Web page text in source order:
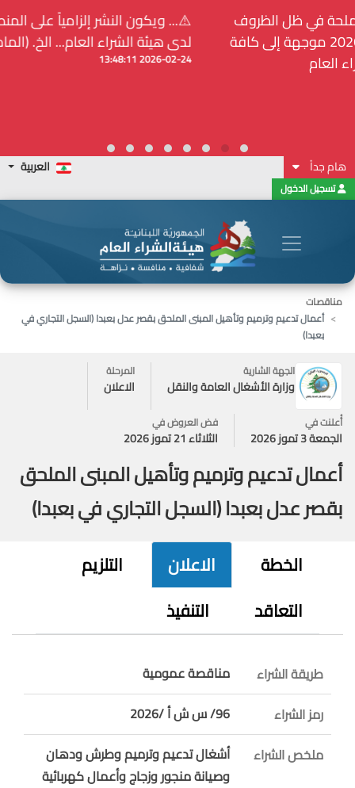
⚠️... ويكون النشر إلزامياً على المنصة الإلكترونيّة المركزيّة
لدى هيئة الشراء العام... الخ. (المادة 109 : الشفافية)
2026-02-24 13:48:11
هام جداً العربية
تسجيل الدخول
مناقصات
أعمال تدعيم وترميم وتأهيل المبنى الملحق بقصر عدل بعبدا (السجل التجاري في
بعبدا)
الجهة الشارية
وزارة الأشغال العامة والنقل
المرحلة
الاعلان
أُعلنت في
الجمعة 3 تموز 2026
فض العروض في
الثلاثاء 21 تموز 2026
أعمال تدعيم وترميم وتأهيل المبنى الملحق
بقصر عدل بعبدا (السجل التجاري في بعبدا)
الخطة الاعلان
التلزيم
التعاقد
التنفيذ
طريقة الشراء
مناقصة عمومية
رمز الشراء
96/ س ش أ /2026
ملخص الشراء
أشغال تدعيم وترميم وطرش ودهان
وصيانة منجور وزجاج وأعمال كهربائية